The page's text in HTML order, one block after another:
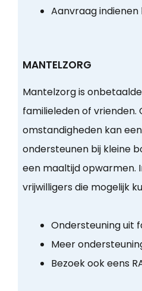
Aanvraag
MANTELZORG
Mantelzorg is
familieleden of vrienden.
omstandigheden kan
ondersteunen bij kleine
een maaltijd opwarmen.
vrijwilligers die mogelijk
Ondersteuning uit
Meer
Bezoek ook eens